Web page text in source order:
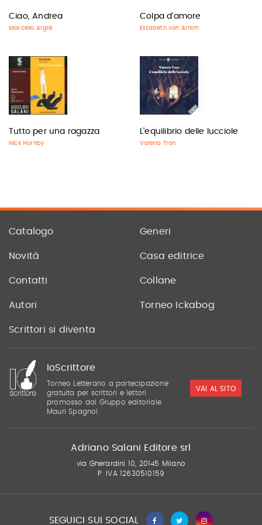
Ciao, Andrea
Marcello Argilli
Colpa d'amore
Elizabeth von Arnim
Tutto per una ragazza
Nick Hornby
L'equilibrio delle lucciole
Valeria Tron
Catalogo Generi
Novità Casa editrice
Contatti Collane
Autori Torneo Ickabog
Scrittori si diventa
IoScrittore
Torneo Letterario a partecipazione
gratuita per scrittori e lettori
promosso dal Gruppo editoriale
Mauri Spagnol
VAI AL SITO
Adriano Salani Editore srl
via Gherardini 10, 20145 Milano
P. IVA 12630510159
SEGUICI SUI SOCIAL